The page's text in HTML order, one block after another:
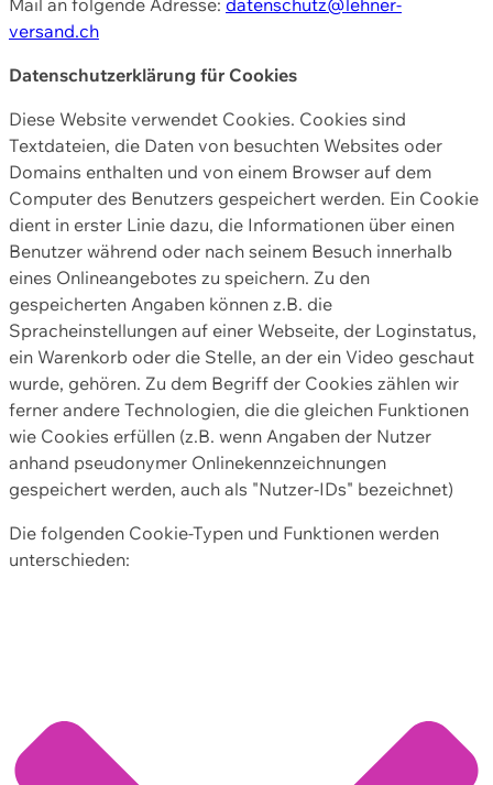
versand.ch
Datenschutzerklärung für Cookies
Diese Website verwendet Cookies. Cookies sind
Textdateien, die Daten von besuchten Websites oder
Domains enthalten und von einem Browser auf dem
Computer des Benutzers gespeichert werden. Ein Cookie
dient in erster Linie dazu, die Informationen über einen
Benutzer während oder nach seinem Besuch innerhalb
eines Onlineangebotes zu speichern. Zu den
gespeicherten Angaben können z.B. die
Spracheinstellungen auf einer Webseite, der Loginstatus,
ein Warenkorb oder die Stelle, an der ein Video geschaut
wurde, gehören. Zu dem Begriff der Cookies zählen wir
ferner andere Technologien, die die gleichen Funktionen
wie Cookies erfüllen (z.B. wenn Angaben der Nutzer
anhand pseudonymer Onlinekennzeichnungen
gespeichert werden, auch als "Nutzer-IDs" bezeichnet)
Die folgenden Cookie-Typen und Funktionen werden
unterschieden: